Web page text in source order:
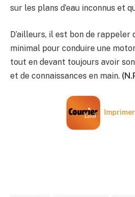
sur les plans d’eau inconnus et
D’ailleurs, il est bon de rappeler
minimal pour conduire une
tout en devant toujours avoir
et de connaissances en main.